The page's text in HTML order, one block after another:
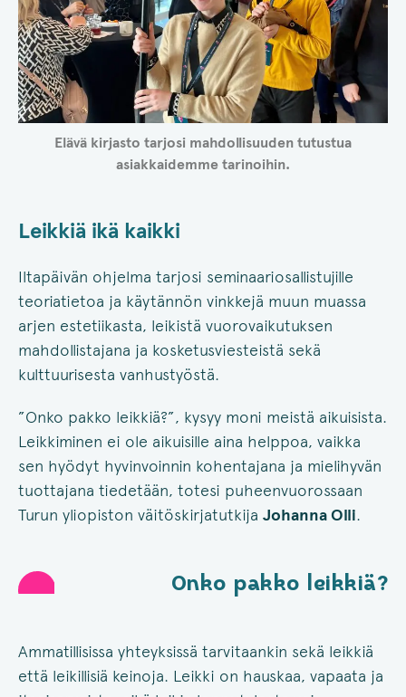
Elävä kirjasto tarjosi mahdollisuuden tutustua
asiakkaidemme tarinoihin.
Leikkiä ikä kaikki
Iltapäivän ohjelma tarjosi seminaariosallistujille
teoriatietoa ja käytännön vinkkejä muun muassa
arjen estetiikasta, leikistä vuorovaikutuksen
mahdollistajana ja kosketusviesteistä sekä
kulttuurisesta vanhustyöstä.
”Onko pakko leikkiä?”, kysyy moni meistä aikuisista.
Leikkiminen ei ole aikuisille aina helppoa, vaikka
sen hyödyt hyvinvoinnin kohentajana ja mielihyvän
tuottajana tiedetään, totesi puheenvuorossaan
Turun yliopiston väitöskirjatutkija Johanna Olli.
Onko pakko leikkiä?
Ammatillisissa yhteyksissä tarvitaankin sekä leikkiä
että leikillisiä keinoja. Leikki on hauskaa, vapaata ja